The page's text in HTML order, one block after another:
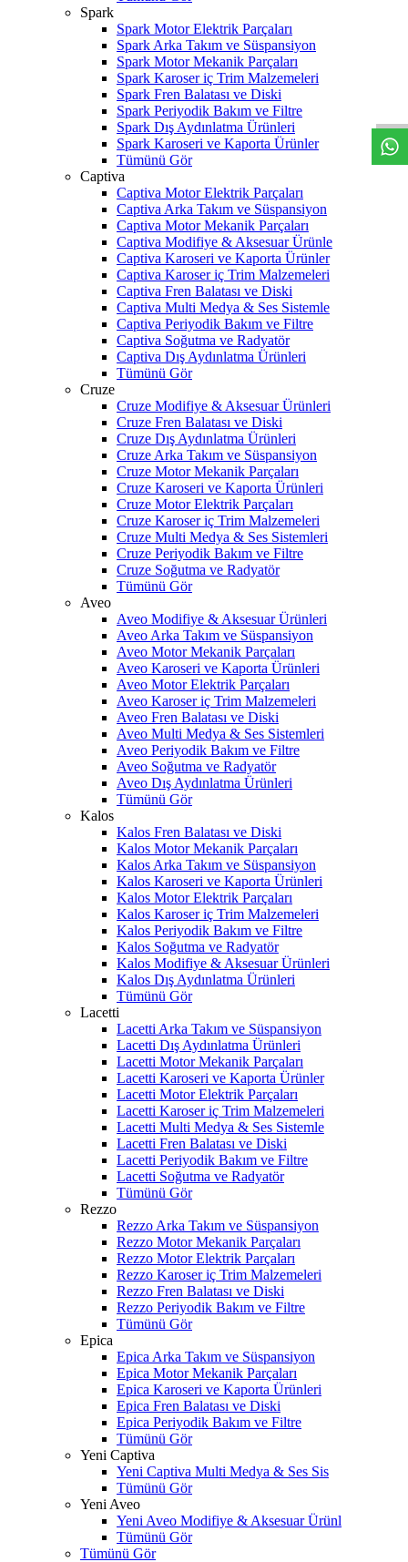
Spark
Spark Motor Elektrik Parçaları
Spark Arka Takım ve Süspansiyon
Spark Motor Mekanik Parçaları
Spark Karoser iç Trim Malzemeleri
Spark Fren Balatası ve Diski
Spark Periyodik Bakım ve Filtre
Spark Dış Aydınlatma Ürünleri
Spark Karoseri ve Kaporta Ürünler
Tümünü Gör
Captiva
Captiva Motor Elektrik Parçaları
Captiva Arka Takım ve Süspansiyon
Captiva Motor Mekanik Parçaları
Captiva Modifiye & Aksesuar Ürünle
Captiva Karoseri ve Kaporta Ürünler
Captiva Karoser iç Trim Malzemeleri
Captiva Fren Balatası ve Diski
Captiva Multi Medya & Ses Sistemle
Captiva Periyodik Bakım ve Filtre
Captiva Soğutma ve Radyatör
Captiva Dış Aydınlatma Ürünleri
Tümünü Gör
Cruze
Cruze Modifiye & Aksesuar Ürünleri
Cruze Fren Balatası ve Diski
Cruze Dış Aydınlatma Ürünleri
Cruze Arka Takım ve Süspansiyon
Cruze Motor Mekanik Parçaları
Cruze Karoseri ve Kaporta Ürünleri
Cruze Motor Elektrik Parçaları
Cruze Karoser iç Trim Malzemeleri
Cruze Multi Medya & Ses Sistemleri
Cruze Periyodik Bakım ve Filtre
Cruze Soğutma ve Radyatör
Tümünü Gör
Aveo
Aveo Modifiye & Aksesuar Ürünleri
Aveo Arka Takım ve Süspansiyon
Aveo Motor Mekanik Parçaları
Aveo Karoseri ve Kaporta Ürünleri
Aveo Motor Elektrik Parçaları
Aveo Karoser iç Trim Malzemeleri
Aveo Fren Balatası ve Diski
Aveo Multi Medya & Ses Sistemleri
Aveo Periyodik Bakım ve Filtre
Aveo Soğutma ve Radyatör
Aveo Dış Aydınlatma Ürünleri
Tümünü Gör
Kalos
Kalos Fren Balatası ve Diski
Kalos Motor Mekanik Parçaları
Kalos Arka Takım ve Süspansiyon
Kalos Karoseri ve Kaporta Ürünleri
Kalos Motor Elektrik Parçaları
Kalos Karoser iç Trim Malzemeleri
Kalos Periyodik Bakım ve Filtre
Kalos Soğutma ve Radyatör
Kalos Modifiye & Aksesuar Ürünleri
Kalos Dış Aydınlatma Ürünleri
Tümünü Gör
Lacetti
Lacetti Arka Takım ve Süspansiyon
Lacetti Dış Aydınlatma Ürünleri
Lacetti Motor Mekanik Parçaları
Lacetti Karoseri ve Kaporta Ürünler
Lacetti Motor Elektrik Parçaları
Lacetti Karoser iç Trim Malzemeleri
Lacetti Multi Medya & Ses Sistemle
Lacetti Fren Balatası ve Diski
Lacetti Periyodik Bakım ve Filtre
Lacetti Soğutma ve Radyatör
Tümünü Gör
Rezzo
Rezzo Arka Takım ve Süspansiyon
Rezzo Motor Mekanik Parçaları
Rezzo Motor Elektrik Parçaları
Rezzo Karoser iç Trim Malzemeleri
Rezzo Fren Balatası ve Diski
Rezzo Periyodik Bakım ve Filtre
Tümünü Gör
Epica
Epica Arka Takım ve Süspansiyon
Epica Motor Mekanik Parçaları
Epica Karoseri ve Kaporta Ürünleri
Epica Fren Balatası ve Diski
Epica Periyodik Bakım ve Filtre
Tümünü Gör
Yeni Captiva
Yeni Captiva Multi Medya & Ses Sis
Tümünü Gör
Yeni Aveo
Yeni Aveo Modifiye & Aksesuar Ürünl
Tümünü Gör
Tümünü Gör